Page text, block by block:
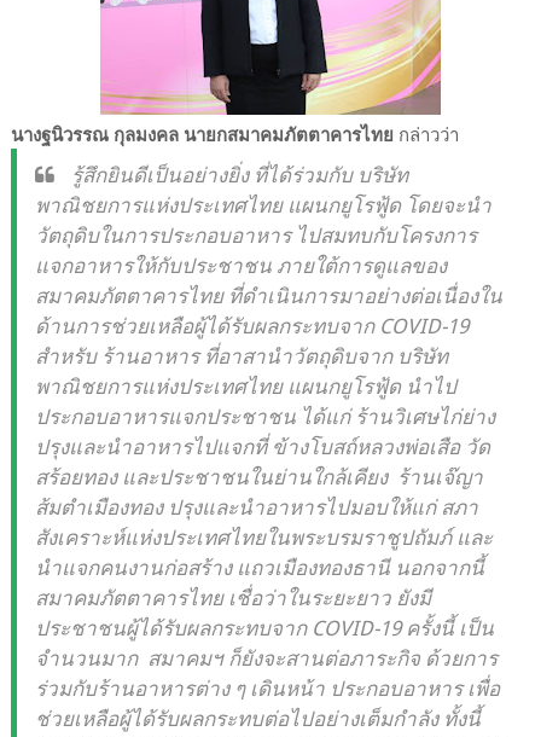
นางฐนิวรรณ กุลมงคล นายกสมาคมภัตตาคารไทย กล่าวว่า
รู้สึกยินดีเป็นอย่างยิ่ง ที่ได้ร่วมกับ บริษัท
พาณิชยการแห่งประเทศไทย แผนกยูโรฟู้ด โดยจะนำ
วัตถุดิบในการประกอบอาหาร ไปสมทบกับโครงการ
แจกอาหารให้กับประชาชน ภายใต้การดูแลของ
สมาคมภัตตาคารไทย ที่ดำเนินการมาอย่างต่อเนื่องใน
ด้านการช่วยเหลือผู้ได้รับผลกระทบจาก COVID-19
สำหรับ ร้านอาหาร ที่อาสานำวัตถุดิบจาก บริษัท
พาณิชยการแห่งประเทศไทย แผนกยูโรฟู้ด นำไป
ประกอบอาหารแจกประชาชน ได้แก่ ร้านวิเศษไก่ย่าง
ปรุงและนำอาหารไปแจกที่ ข้างโบสถ์หลวงพ่อเสือ วัด
สร้อยทอง และประชาชนในย่านใกล้เคียง ร้านเจ๊ญา
ส้มตำเมืองทอง ปรุงและนำอาหารไปมอบให้แก่ สภา
สังเคราะห์แห่งประเทศไทยในพระบรมราชูปถัมภ์ และ
นำแจกคนงานก่อสร้าง แถวเมืองทองธานี นอกจากนี้
สมาคมภัตตาคารไทย เชื่อว่าในระยะยาว ยังมี
ประชาชนผู้ได้รับผลกระทบจาก COVID-19 ครั้งนี้ เป็น
จำนวนมาก สมาคมฯ ก็ยังจะสานต่อภาระกิจ ด้วยการ
ร่วมกับร้านอาหารต่าง ๆ เดินหน้า ประกอบอาหาร เพื่อ
ช่วยเหลือผู้ได้รับผลกระทบต่อไปอย่างเต็มกำลัง ทั้งนี้